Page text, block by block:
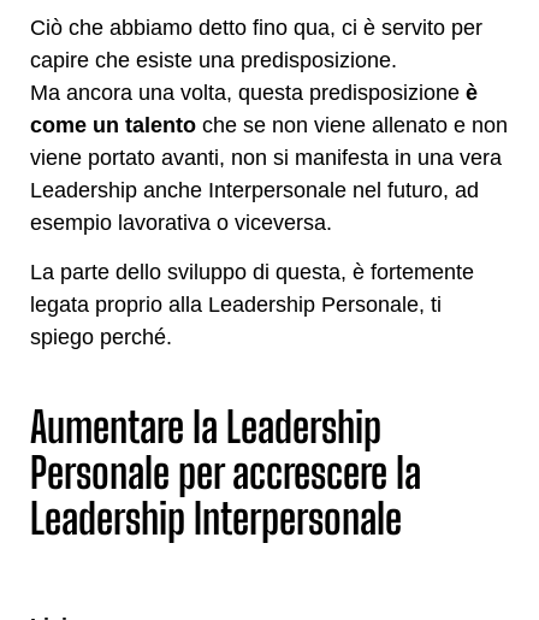
Ciò che abbiamo detto fino qua, ci è servito per
capire che esiste una predisposizione.
Ma ancora una volta, questa predisposizione è
come un talento che se non viene allenato e non
viene portato avanti, non si manifesta in una vera
Leadership anche Interpersonale nel futuro, ad
esempio lavorativa o viceversa.
La parte dello sviluppo di questa, è fortemente
legata proprio alla Leadership Personale, ti
spiego perché.
Aumentare la Leadership
Personale per accrescere la
Leadership Interpersonale